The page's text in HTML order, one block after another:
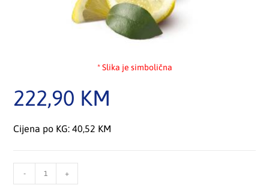
* Slika je simbolična
222,90 KM
Cijena po KG: 40,52 KM
- +